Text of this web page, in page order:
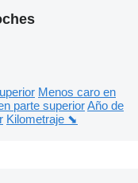
Menos caro en
parte superiorAño de
Kilometraje ⬊